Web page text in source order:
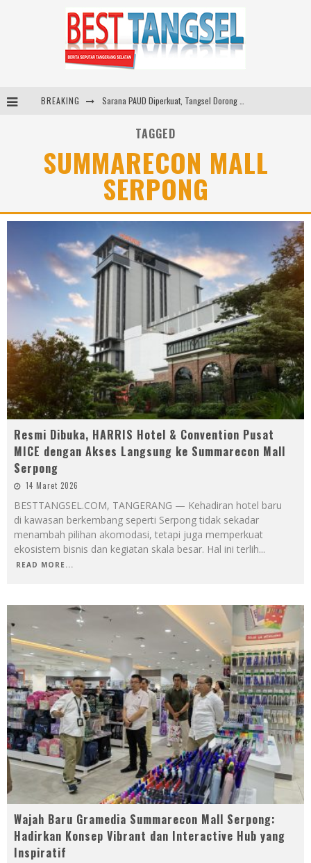
BREAKING
ARYADUTA Lippo Village Ajak Keluarga Rayakan HAN 2026 Lewat Family Photo Walk Bersama Kanca Kids dan Boylagi
TAGGED
SUMMARECON MALL
SERPONG
Resmi Dibuka, HARRIS Hotel & Convention Pusat
MICE dengan Akses Langsung ke Summarecon Mall
Serpong
14 Maret 2026
BESTTANGSEL.COM, TANGERANG — Kehadiran hotel baru
di kawasan berkembang seperti Serpong tidak sekadar
menambah pilihan akomodasi, tetapi juga memperkuat
ekosistem bisnis dan kegiatan skala besar. Hal ini terlih...
READ MORE...
Wajah Baru Gramedia Summarecon Mall Serpong:
Hadirkan Konsep Vibrant dan Interactive Hub yang
Inspiratif